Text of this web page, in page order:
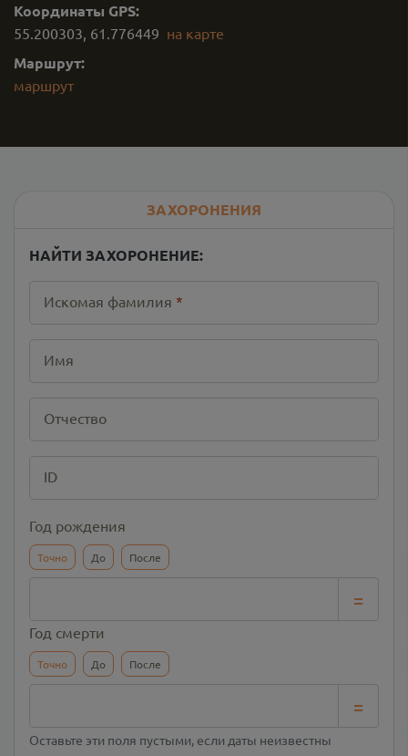
Координаты GPS:
55.200303, 61.776449 на карте
Маршрут:
маршрут
ЗАХОРОНЕНИЯ
НАЙТИ ЗАХОРОНЕНИЕ:
Искомая фамилия *
Имя
Отчество
ID
Год рождения
Точно До После
=
Год смерти
Точно До После
=
Оставьте эти поля пустыми, если даты неизвестны